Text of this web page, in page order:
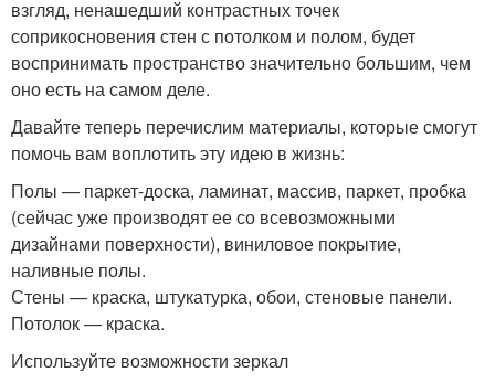
взгляд, ненашедший контрастных точек
соприкосновения стен с потолком и полом, будет
воспринимать пространство значительно большим, чем
оно есть на самом деле.
Давайте теперь перечислим материалы, которые смогут
помочь вам воплотить эту идею в жизнь:
Полы — паркет-доска, ламинат, массив, паркет, пробка
(сейчас уже производят ее со всевозможными
дизайнами поверхности), виниловое покрытие,
наливные полы.
Стены — краска, штукатурка, обои, стеновые панели.
Потолок — краска.
Используйте возможности зеркал